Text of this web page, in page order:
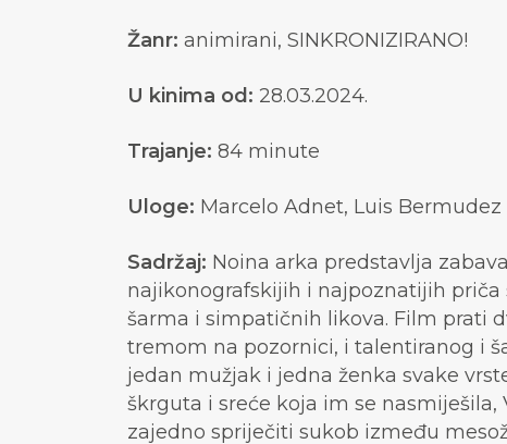
Žanr: animirani, SINKRONIZIRANO!
U kinima od: 28.03.2024.
Trajanje: 84 minute
Uloge: Marcelo Adnet, Luis Bermudez
Sadržaj: Noina arka predstavlja
najikonografskijih i najpoznatijih
šarma i simpatičnih likova. Film prati
tremom na pozornici, i talentiranog i
jedan mužjak i jedna ženka svake
škrguta i sreće koja im se
zajedno spriječiti sukob između